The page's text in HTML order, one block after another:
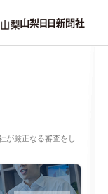
が厳正なる審査をし